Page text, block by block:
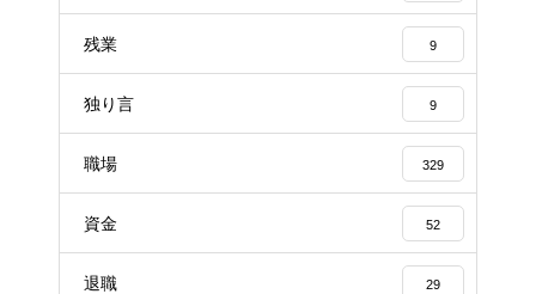
残業 9
独り言 9
職場 329
資金 52
退職 29